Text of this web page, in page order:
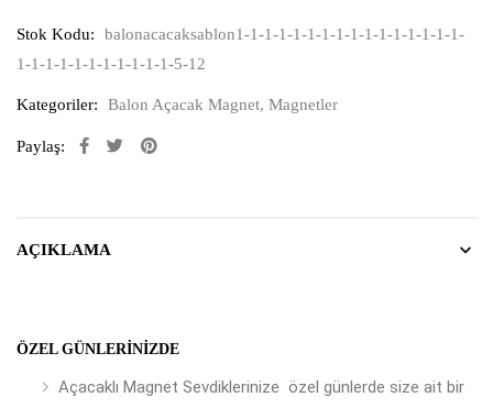
Stok Kodu:
balonacacaksablon1-1-1-1-1-1-1-1-1-1-1-1-1-1-1-1-
1-1-1-1-1-1-1-1-1-1-1-5-12
Kategoriler: Balon Açacak Magnet, Magnetler
Paylaş:
AÇIKLAMA
ÖZEL GÜNLERINIZDE
Açacaklı Magnet Sevdiklerinize özel günlerde size ait bir